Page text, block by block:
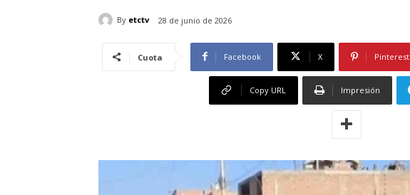
By etctv 28 de junio de 2026
Cuota Facebook X Pinterest
Copy URL Impresión